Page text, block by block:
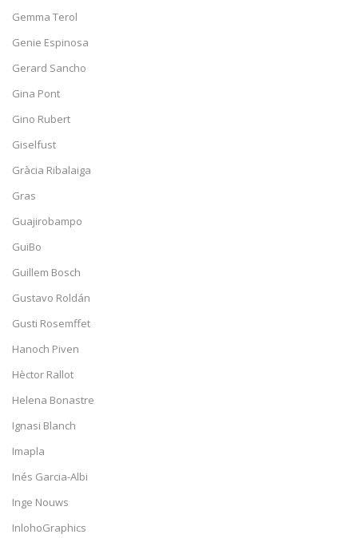
Gemma Terol
Genie Espinosa
Gerard Sancho
Gina Pont
Gino Rubert
Giselfust
Gràcia Ribalaiga
Gras
Guajirobampo
GuiBo
Guillem Bosch
Gustavo Roldán
Gusti Rosemffet
Hanoch Piven
Hèctor Rallot
Helena Bonastre
Ignasi Blanch
Imapla
Inés Garcia-Albi
Inge Nouws
InlohoGraphics